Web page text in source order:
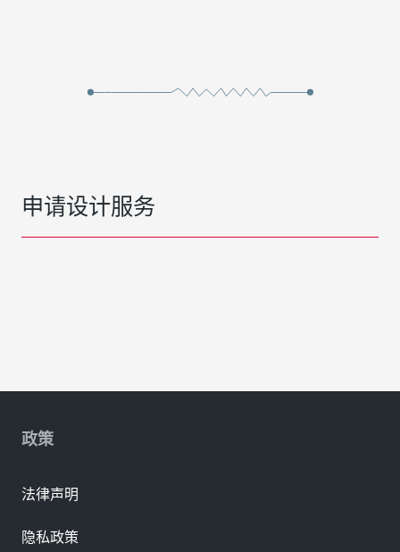
申请设计服务
政策
法律声明
隐私政策